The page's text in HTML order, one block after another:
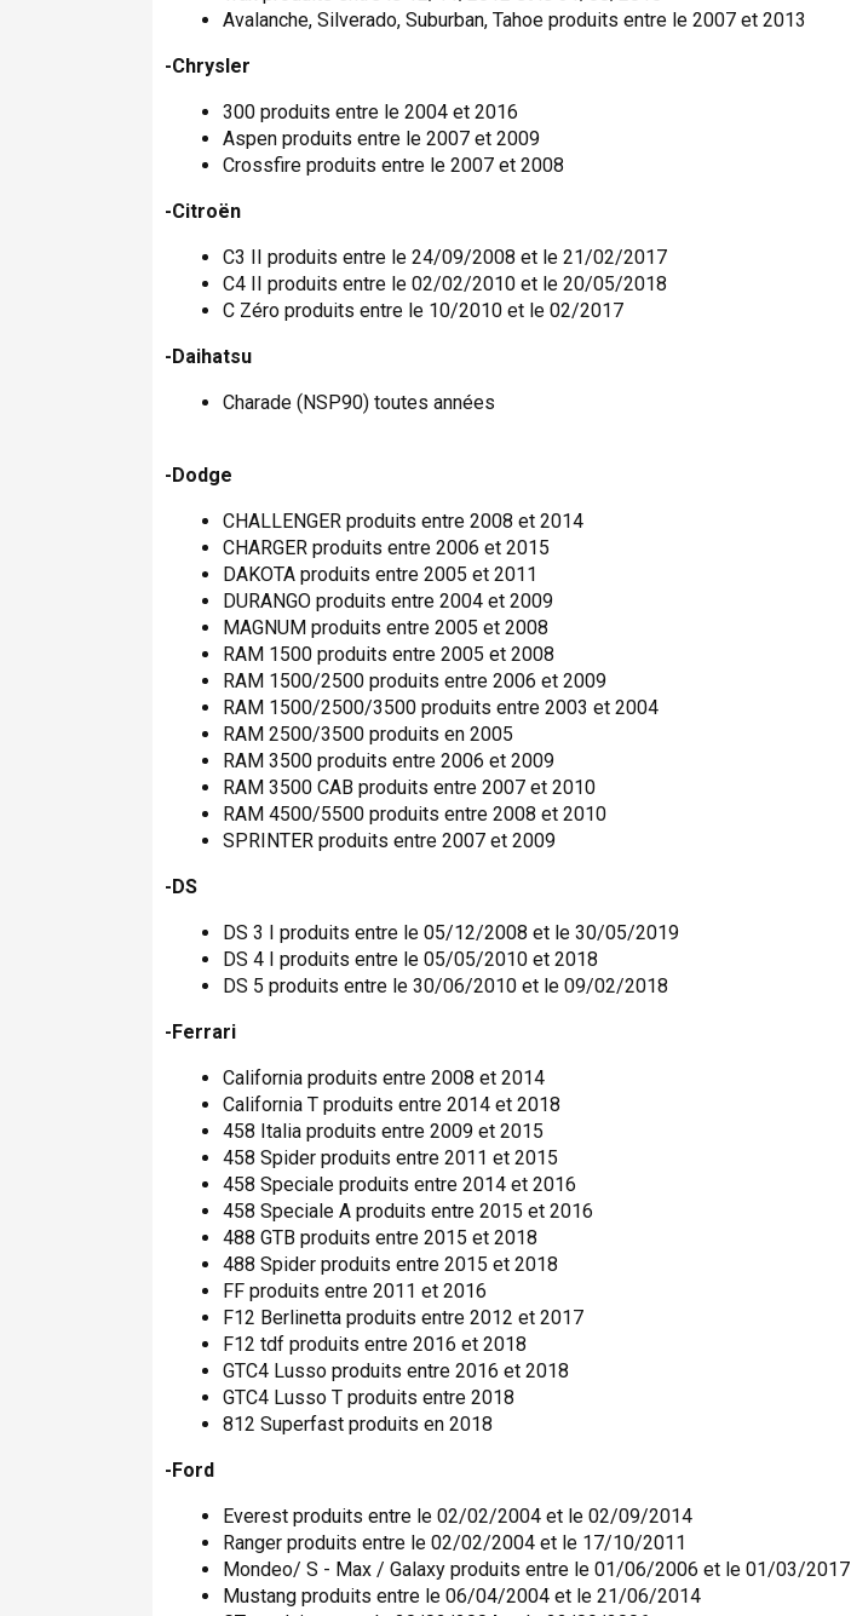
Avalanche, Silverado, Suburban, Tahoe produits entre le 2007 et 2013
-Chrysler
300 produits entre le 2004 et 2016
Aspen produits entre le 2007 et 2009
Crossfire produits entre le 2007 et 2008
-Citroën
C3 II produits entre le 24/09/2008 et le 21/02/2017
C4 II produits entre le 02/02/2010 et le 20/05/2018
C Zéro produits entre le 10/2010 et le 02/2017
-Daihatsu
Charade (NSP90) toutes années
-Dodge
CHALLENGER produits entre 2008 et 2014
CHARGER produits entre 2006 et 2015
DAKOTA produits entre 2005 et 2011
DURANGO produits entre 2004 et 2009
MAGNUM produits entre 2005 et 2008
RAM 1500 produits entre 2005 et 2008
RAM 1500/2500 produits entre 2006 et 2009
RAM 1500/2500/3500 produits entre 2003 et 2004
RAM 2500/3500 produits en 2005
RAM 3500 produits entre 2006 et 2009
RAM 3500 CAB produits entre 2007 et 2010
RAM 4500/5500 produits entre 2008 et 2010
SPRINTER produits entre 2007 et 2009
-DS
DS 3 I produits entre le 05/12/2008 et le 30/05/2019
DS 4 I produits entre le 05/05/2010 et 2018
DS 5 produits entre le 30/06/2010 et le 09/02/2018
-Ferrari
California produits entre 2008 et 2014
California T produits entre 2014 et 2018
458 Italia produits entre 2009 et 2015
458 Spider produits entre 2011 et 2015
458 Speciale produits entre 2014 et 2016
458 Speciale A produits entre 2015 et 2016
488 GTB produits entre 2015 et 2018
488 Spider produits entre 2015 et 2018
FF produits entre 2011 et 2016
F12 Berlinetta produits entre 2012 et 2017
F12 tdf produits entre 2016 et 2018
GTC4 Lusso produits entre 2016 et 2018
GTC4 Lusso T produits entre 2018
812 Superfast produits en 2018
-Ford
Everest produits entre le 02/02/2004 et le 02/09/2014
Ranger produits entre le 02/02/2004 et le 17/10/2011
Mondeo/ S - Max / Galaxy produits entre le 01/06/2006 et le 01/03/2017
Mustang produits entre le 06/04/2004 et le 21/06/2014